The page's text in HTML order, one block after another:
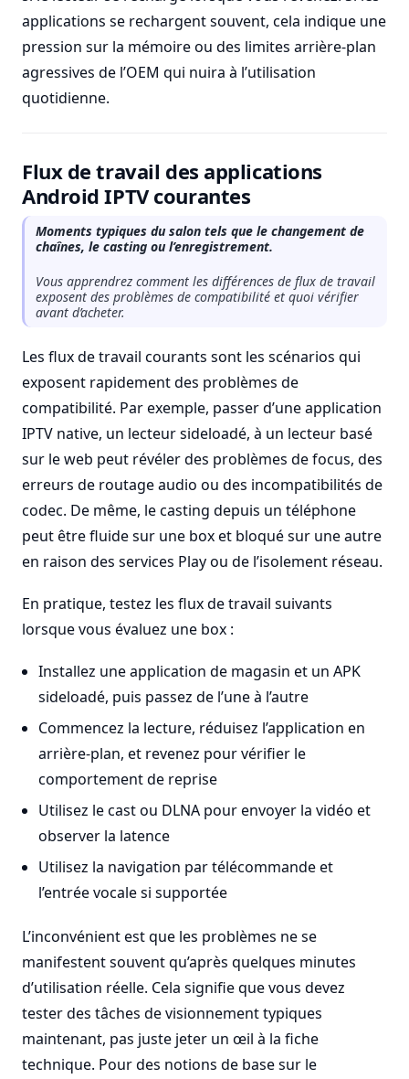
applications se rechargent souvent, cela indique une
pression sur la mémoire ou des limites arrière-plan
agressives de l’OEM qui nuira à l’utilisation
quotidienne.
Flux de travail des applications
Android IPTV courantes
Moments typiques du salon tels que le changement de
chaînes, le casting ou l’enregistrement.
Vous apprendrez comment les différences de flux de travail
exposent des problèmes de compatibilité et quoi vérifier
avant d’acheter.
Les flux de travail courants sont les scénarios qui
exposent rapidement des problèmes de
compatibilité. Par exemple, passer d’une application
IPTV native, un lecteur sideloadé, à un lecteur basé
sur le web peut révéler des problèmes de focus, des
erreurs de routage audio ou des incompatibilités de
codec. De même, le casting depuis un téléphone
peut être fluide sur une box et bloqué sur une autre
en raison des services Play ou de l’isolement réseau.
En pratique, testez les flux de travail suivants
lorsque vous évaluez une box :
Installez une application de magasin et un APK
sideloadé, puis passez de l’une à l’autre
Commencez la lecture, réduisez l’application en
arrière-plan, et revenez pour vérifier le
comportement de reprise
Utilisez le cast ou DLNA pour envoyer la vidéo et
observer la latence
Utilisez la navigation par télécommande et
l’entrée vocale si supportée
L’inconvénient est que les problèmes ne se
manifestent souvent qu’après quelques minutes
d’utilisation réelle. Cela signifie que vous devez
tester des tâches de visionnement typiques
maintenant, pas juste jeter un œil à la fiche
technique. Pour des notions de base sur le